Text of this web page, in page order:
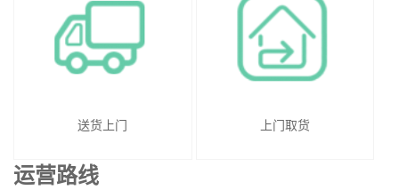
送货上门 上门取货
运营路线